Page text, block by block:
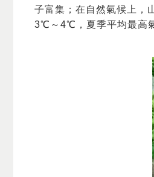
子富集；在自然氣候上，
3℃～4℃，夏季平均最高